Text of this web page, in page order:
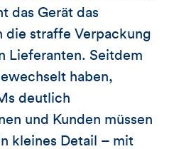
das Gerät das
die straffe Verpackung
Lieferanten. Seitdem
haben,
deutlich
und Kunden müssen
kleines Detail – mit